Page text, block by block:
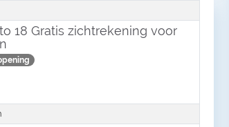
18 Gratis zichtrekening voor